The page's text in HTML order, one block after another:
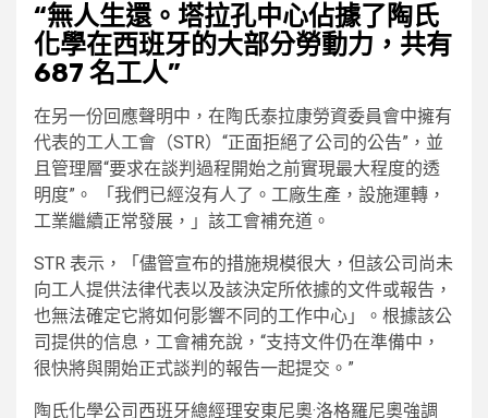
“無人生還。塔拉孔中心佔據了陶氏
化學在西班牙的大部分勞動力，共有
687 名工人”
在另一份回應聲明中，在陶氏泰拉康勞資委員會中擁有
代表的工人工會（STR）“正面拒絕了公司的公告”，並
且管理層“要求在談判過程開始之前實現最大程度的透
明度”。 「我們已經沒有人了。工廠生產，設施運轉，
工業繼續正常發展，」該工會補充道。
STR 表示，「儘管宣布的措施規模很大，但該公司尚未
向工人提供法律代表以及該決定所依據的文件或報告，
也無法確定它將如何影響不同的工作中心」。根據該公
司提供的信息，工會補充說，“支持文件仍在準備中，
很快將與開始正式談判的報告一起提交。”
陶氏化學公司西班牙總經理安東尼奧·洛格羅尼奧強調